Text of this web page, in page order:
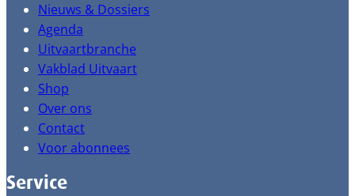
Nieuws & Dossiers
Agenda
Uitvaartbranche
Vakblad Uitvaart
Shop
Over ons
Contact
Voor abonnees
Service